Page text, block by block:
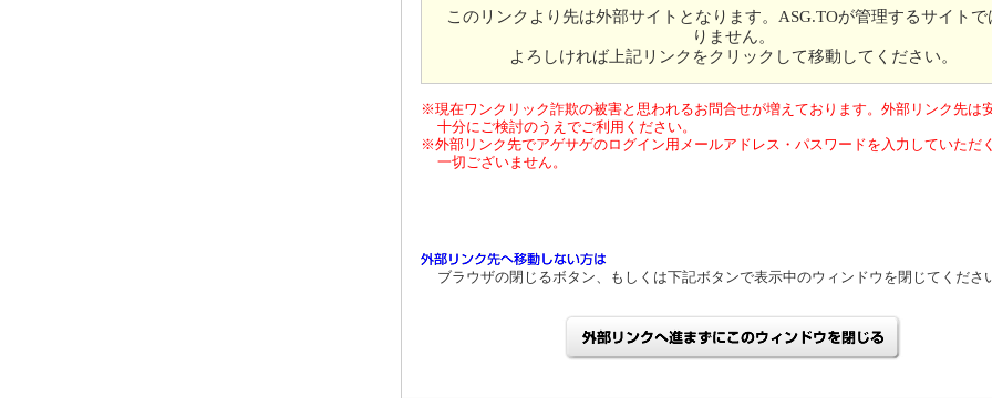
このリンクより先は外部サイトとなります。ASG.TOが管理するサイトで
りません。
よろしければ上記リンクをクリックして移動してください。
※現在ワンクリック詐欺の被害と思われるお問合せが増えております。外部リンク先は
十分にご検討のうえでご利用ください。
※外部リンク先でアゲサゲのログイン用メールアドレス・パスワードを入力していただ
一切ございません。
ブラウザの閉じるボタン、もしくは下記ボタンで表示中のウィンドウを閉じてくださ